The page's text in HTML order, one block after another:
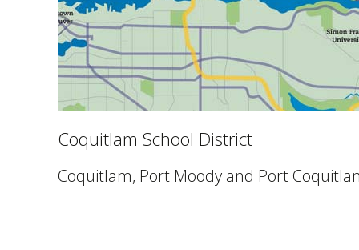
Coquitlam School District
Coquitlam, Port Moody and Port